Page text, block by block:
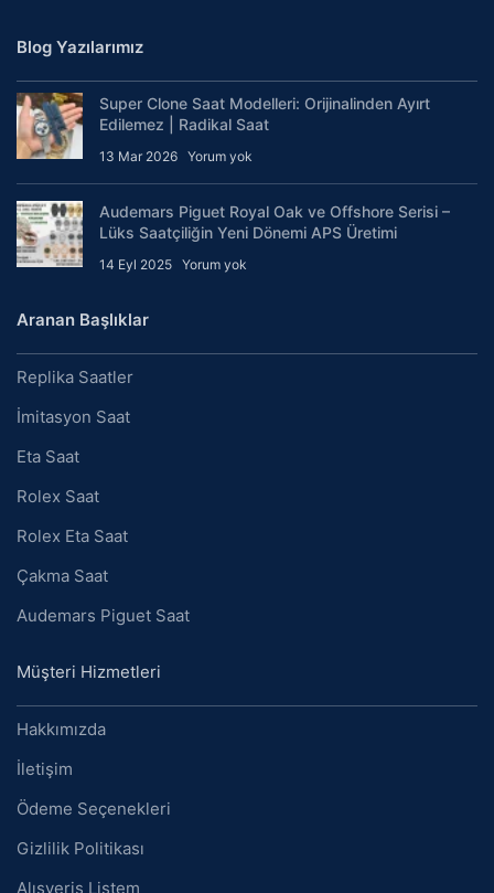
Blog Yazılarımız
Super Clone Saat Modelleri: Orijinalinden Ayırt
Edilemez | Radikal Saat
13 Mar 2026 Yorum yok
Audemars Piguet Royal Oak ve Offshore Serisi –
Lüks Saatçiliğin Yeni Dönemi APS Üretimi
14 Eyl 2025 Yorum yok
Aranan Başlıklar
Replika Saatler
İmitasyon Saat
Eta Saat
Rolex Saat
Rolex Eta Saat
Çakma Saat
Audemars Piguet Saat
Müşteri Hizmetleri
Hakkımızda
İletişim
Ödeme Seçenekleri
Gizlilik Politikası
Alışveriş Listem